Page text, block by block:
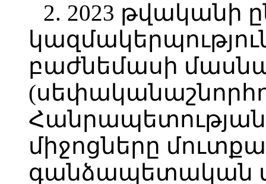
2. 2023 թվականի
բաժնեմասի
միջոցները
գանձապետական